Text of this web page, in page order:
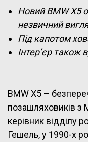
Новий BMW X5
незвичний
Під капотом
Інтер’єр також
BMW X5 –
позашляховиків
керівник відділу
Гешель, у 1990-х